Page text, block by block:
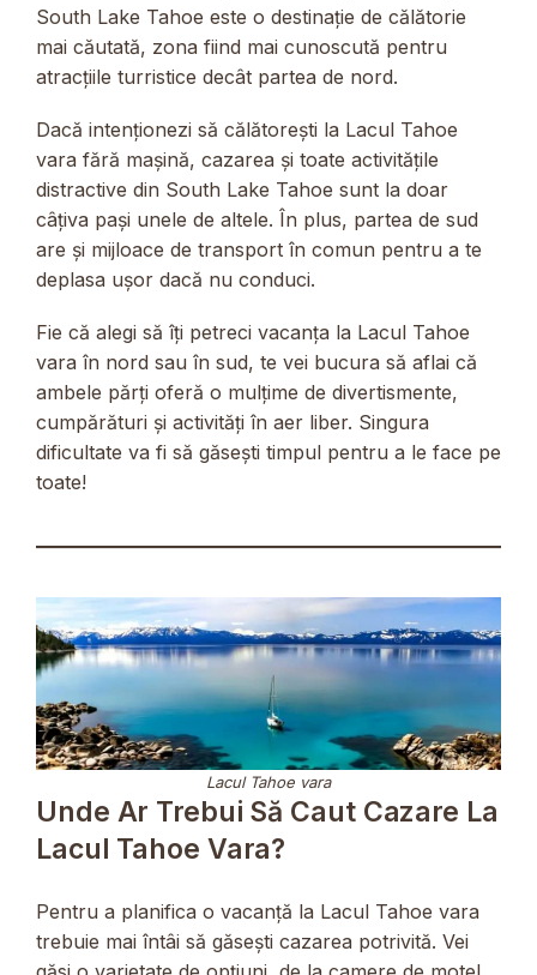
South Lake Tahoe este o destinație de călătorie
mai căutată, zona fiind mai cunoscută pentru
atracțiile turristice decât partea de nord.
Dacă intenționezi să călătorești la Lacul Tahoe
vara fără mașină, cazarea și toate activitățile
distractive din South Lake Tahoe sunt la doar
câțiva pași unele de altele. În plus, partea de sud
are și mijloace de transport în comun pentru a te
deplasa ușor dacă nu conduci.
Fie că alegi să îți petreci vacanța la Lacul Tahoe
vara în nord sau în sud, te vei bucura să aflai că
ambele părți oferă o mulțime de divertismente,
cumpărături și activități în aer liber. Singura
dificultate va fi să găsești timpul pentru a le face pe
toate!
Lacul Tahoe vara
Unde Ar Trebui Să Caut Cazare La
Lacul Tahoe Vara?
Pentru a planifica o vacanță la Lacul Tahoe vara
trebuie mai întâi să găsești cazarea potrivită. Vei